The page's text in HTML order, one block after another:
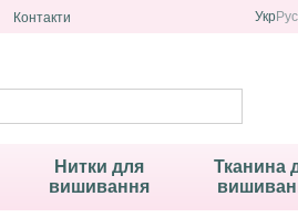
Контакти
УкрРус
Нитки для
вишивання
Тканина